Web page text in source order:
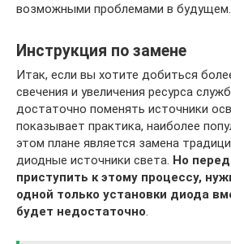
возможными проблемами в будущем.
Инструкция по замене
Итак, если вы хотите добиться
свечения и увеличения ресурса
достаточно поменять источники
показывает практика, наиболее
этом плане является замена
диодные источники света. Но
приступить к этому процессу,
одной только установки диода
будет недостаточно.